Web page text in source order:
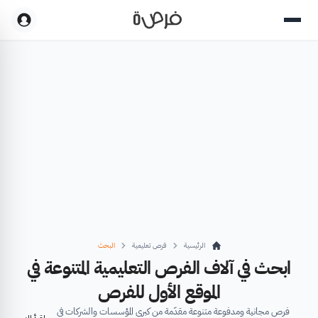
الرئيسية فرص تعليمية البحث
ابحث في آلاف الفرص التعليمية المتنوعة في
الموقع الأول للفرص
فرص مجانية ومدفوعة متنوعة مقدّمة من كبرى المؤسسات والشركات في